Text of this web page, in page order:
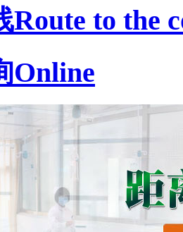
Route to the
Online